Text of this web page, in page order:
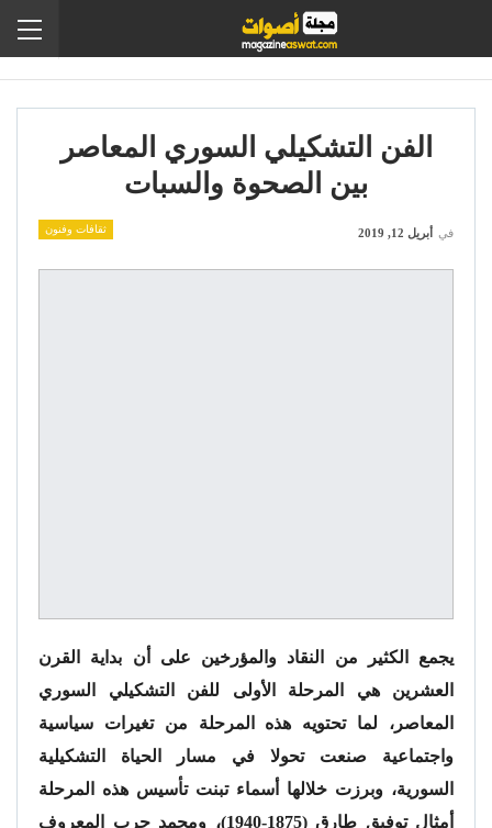
الفن التشكيلي السوري المعاصر
بين الصحوة والسبات
ثقافات وفنون في أبريل 12, 2019
يجمع الكثير من النقاد والمؤرخين على أن بداية القرن
العشرين هي المرحلة الأولى للفن التشكيلي السوري
المعاصر، لما تحتويه هذه المرحلة من تغيرات سياسية
واجتماعية صنعت تحولا في مسار الحياة التشكيلية
السورية، وبرزت خلالها أسماء تبنت تأسيس هذه المرحلة
أمثال توفيق طارق (1875-1940)، ومحمد حرب المعروف